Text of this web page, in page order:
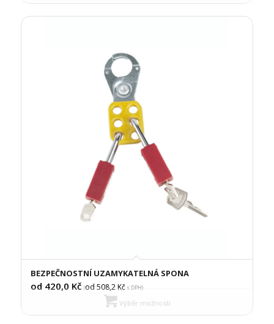
BEZPEČNOSTNÍ UZAMYKATELNÁ SPONA
od 420,0 Kč (od 508,2Kčs DPH)
Výběr možností